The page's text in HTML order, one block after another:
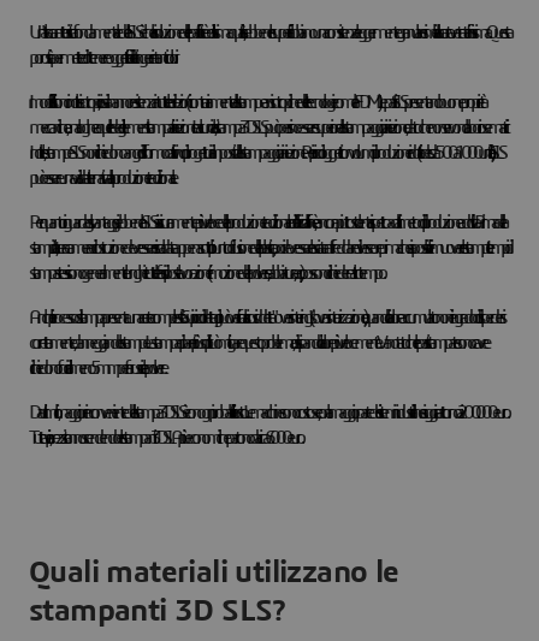
Un'altra caratteristica fondamentale della SLS è che la risoluzione delle parti finite è di altissima qualità, sebbene le superfici abbiano una consistenza leggermente granulare simile alla carta vetrata finissima. Questa
porosità permette di ottenere oggetti facili da tingere in tanti colori.
I modelli finiti sono inoltre isotropici, ossia hanno resistenza in tutte le direzioni (contrariamente alle stampe anisotropiche delle tecnologie come la FDM). Le parti SLS presentano buone proprietà
meccaniche, analoghe a quelle degli elementi stampati a iniezione. In alcuni casi, la stampa 3D SLS può persino essere superiore allo stampaggio a iniezione, dato che non servono laboriose matrici.
Inoltre, le stampe SLS non richiedono angoli di sformo o altri vincoli progettuali imposti dallo stampaggio a iniezione. Per i piccoli oggetti con volumi di produzione ridotti (ad es. da 500 a 1000 unità), la SLS
può essere una valida alternativa alla produzione tradizionale.
Per quanto riguarda gl svantaggi, sebbene la SLS sia sicuramente più veloce della produzione tradizionale dall'inizio alla fine, è ancora piuttosto lenta rispetto ad altri metodi di produzione additiva. Prima della
stampa, l'intera camera di costruzione deve essere riscaldata appena sotto il punto di fusione della plastica, poi deve essere lasciata raffreddare diverse ore prima che sia possibile rimuovere le stampe. I tempi di
stampa stessi sono generalmente lunghi e tutte le fasi di post-lavorazione (rimozione della polvere, sabbiatura, ecc.) possono richiedere altro tempo.
Anche il processo di stampa presenta una certa complessità. Sui piccoli dettagli può verificarsi la cosiddetta "oversintering" (sovrasinterizzazione), quando il calore accumulato non è in grado di disperdersi
correttamente, danneggiando le stampe. La stampa di pareti più sottili può mitigare questo problema, dissipando il calore più velocemente. Va notato che le parti stampate sono cave e
richiedono fori di almeno 5 mm per far uscire la polvere.
Da ultimo, il maggiore inconveniente della stampa 3D SLS è con ogni probabilità il costo. Le macchine sono costose, con la maggior parte dei sistemi industriali che si aggira attorno ai 200.000 euro.
Tuttavia, i prezzi stanno scendendo e le stampanti 3D SLA più economiche partono da circa 6.000 euro.
Quali materiali utilizzano le
stampanti 3D SLS?